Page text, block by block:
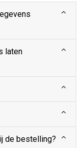
laten
de bestelling?